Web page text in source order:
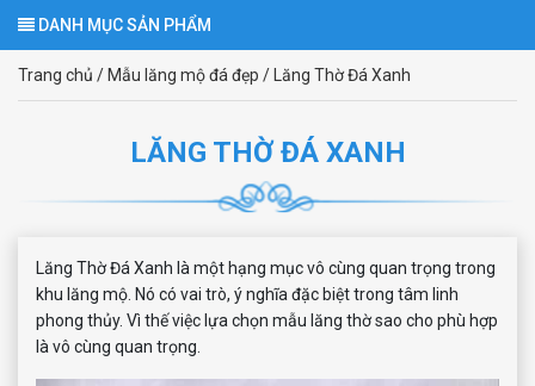
DANH MỤC SẢN PHẨM
Trang chủ / Mẫu lăng mộ đá đẹp / Lăng Thờ Đá Xanh
LĂNG THỜ ĐÁ XANH
Lăng Thờ Đá Xanh là một hạng mục vô cùng quan trọng trong
khu lăng mộ. Nó có vai trò, ý nghĩa đặc biệt trong tâm linh
phong thủy. Vì thế việc lựa chọn mẫu lăng thờ sao cho phù hợp
là vô cùng quan trọng.